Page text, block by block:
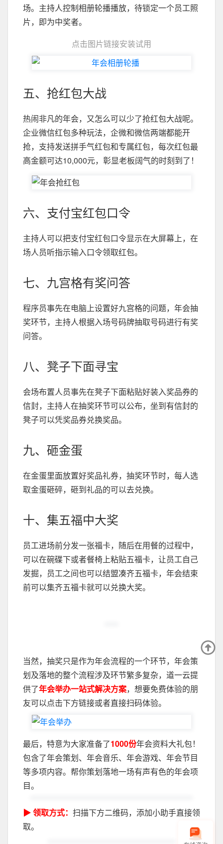
场。主持人控制相册轮播播放，待锁定一个员工照
片，即为中奖者。
点击图片链接安装试用
五、抢红包大战
热闹非凡的年会，又怎么可以少了抢红包大战呢。
企业微信红包多种玩法，企微和微信两端都能开
抢，支持发送拼手气红包和专属红包，每次红包最
高金额可达10,000元，彰显老板阔气的时刻到了！
六、支付宝红包口令
主持人可以把支付宝红包口令显示在大屏幕上，在
场人员听指示输入口令领取红包。
七、九宫格有奖问答
程序员事先在电脑上设置好九宫格的问题，年会抽
奖环节，主持人根据入场号码牌抽取号码进行有奖
问答。
八、凳子下面寻宝
会场布置人员事先在凳子下面粘贴好装入奖品券的
信封，主持人在抽奖环节可以公布，坐到有信封的
凳子可以凭奖品券兑换奖品。
九、砸金蛋
在金蛋里面放置好奖品礼券，抽奖环节时，每人选
取金蛋砸碎，砸到礼品的可以去兑换。
十、集五福中大奖
员工进场前分发一张福卡，随后在用餐的过程中，
可以在碗碟下或者餐椅上粘贴五福卡，让员工自己
发掘，员工之间也可以结盟凑齐五福卡，年会结束
前可以集齐五福卡就可以兑换大奖。
当然，抽奖只是作为年会流程的一个环节，年会策
划及落地的整个流程涉及环节繁多复杂，道一云提
供了年会举办一站式解决方案，想要免费体验的朋
友可以点击下方链接或者直接扫码体验。
最后，特意为大家准备了1000份年会资料大礼包！
包含了年会策划、年会音乐、年会游戏、年会节目
等多项内容。帮你策划落地一场有声有色的年会项
目。
▶ 领取方式： 扫描下方二维码，添加小助手直接领
取。